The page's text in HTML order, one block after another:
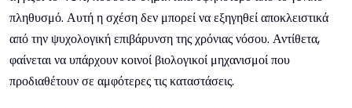
πληθυσμό. Αυτή η σχέση δεν μπορεί να εξηγηθεί αποκλειστικά
από την ψυχολογική επιβάρυνση της χρόνιας νόσου. Αντίθετα,
φαίνεται να υπάρχουν κοινοί βιολογικοί μηχανισμοί που
προδιαθέτουν σε αμφότερες τις καταστάσεις.